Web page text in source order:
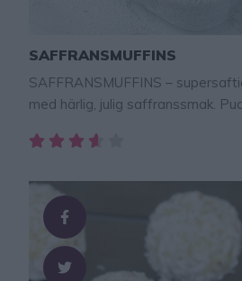
SAFFRANSMUFFINS
SAFFRANSMUFFINS –
med härlig, julig saffranssmak.
Ta fram önskat antal efter behov.
receptet! Magiskt god
kokos – klicka hör för recept! TIPS!
gärna lindasbakskola på Instagram
här), Facebook (klicka …